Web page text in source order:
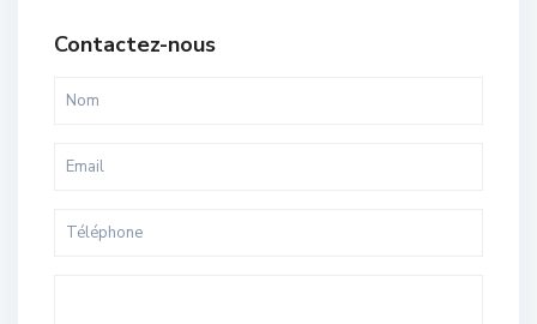
Contactez-nous